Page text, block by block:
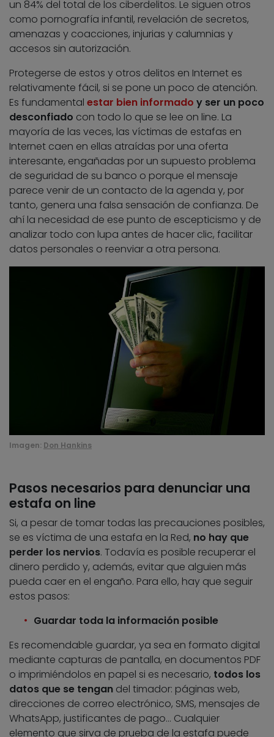
un 84% del total de los ciberdelitos. Le siguen otros
como pornografía infantil, revelación de secretos,
amenazas y coacciones, injurias y calumnias y
accesos sin autorización.
Protegerse de estos y otros delitos en Internet es
relativamente fácil, si se pone un poco de atención.
Es fundamental estar bien informado y ser un poco
desconfiado con todo lo que se lee on line. La
mayoría de las veces, las víctimas de estafas en
Internet caen en ellas atraídas por una oferta
interesante, engañadas por un supuesto problema
de seguridad de su banco o porque el mensaje
parece venir de un contacto de la agenda y, por
tanto, genera una falsa sensación de confianza. De
ahí la necesidad de ese punto de escepticismo y de
analizar todo con lupa antes de hacer clic, facilitar
datos personales o reenviar a otra persona.
Imagen: Don Hankins
Pasos necesarios para denunciar una
estafa on line
Si, a pesar de tomar todas las precauciones posibles,
se es víctima de una estafa en la Red, no hay que
perder los nervios. Todavía es posible recuperar el
dinero perdido y, además, evitar que alguien más
pueda caer en el engaño. Para ello, hay que seguir
estos pasos:
Guardar toda la información posible
Es recomendable guardar, ya sea en formato digital
mediante capturas de pantalla, en documentos PDF
o imprimiéndolos en papel si es necesario, todos los
datos que se tengan del timador: páginas web,
direcciones de correo electrónico, SMS, mensajes de
WhatsApp, justificantes de pago… Cualquier
elemento que sirva de prueba de la estafa puede